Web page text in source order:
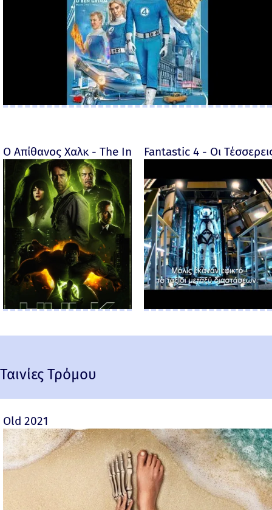
Ο Απίθανος Χαλκ - The Incredible Hulk - 2008
Fantastic 4 - Οι
Ταινίες Τρόμου
Old 2021